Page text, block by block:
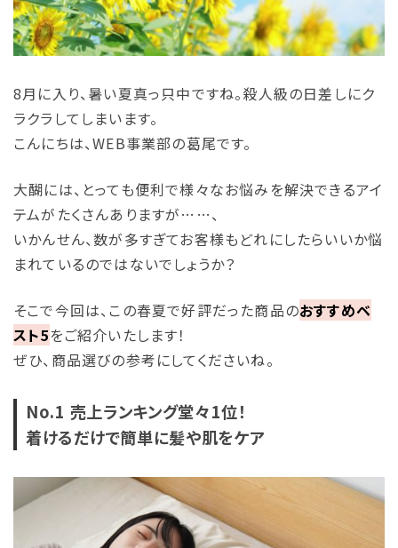
8月に入り、暑い夏真っ只中ですね。殺人級の日差しにク
ラクラしてしまいます。
こんにちは、WEB事業部の葛尾です。
大醐には、とっても便利で様々なお悩みを解決できるアイ
テムがたくさんありますが……、
いかんせん、数が多すぎてお客様もどれにしたらいいか悩
まれているのではないでしょうか？
そこで今回は、この春夏で好評だった商品のおすすめベ
スト5をご紹介いたします！
ぜひ、商品選びの参考にしてくださいね。
No.1 売上ランキング堂々1位！
着けるだけで簡単に髪や肌をケア